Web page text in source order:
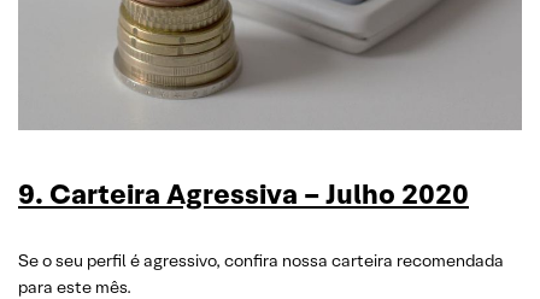
9. Carteira Agressiva – Julho 2020
Se o seu perfil é agressivo, confira nossa carteira recomendada
para este mês.